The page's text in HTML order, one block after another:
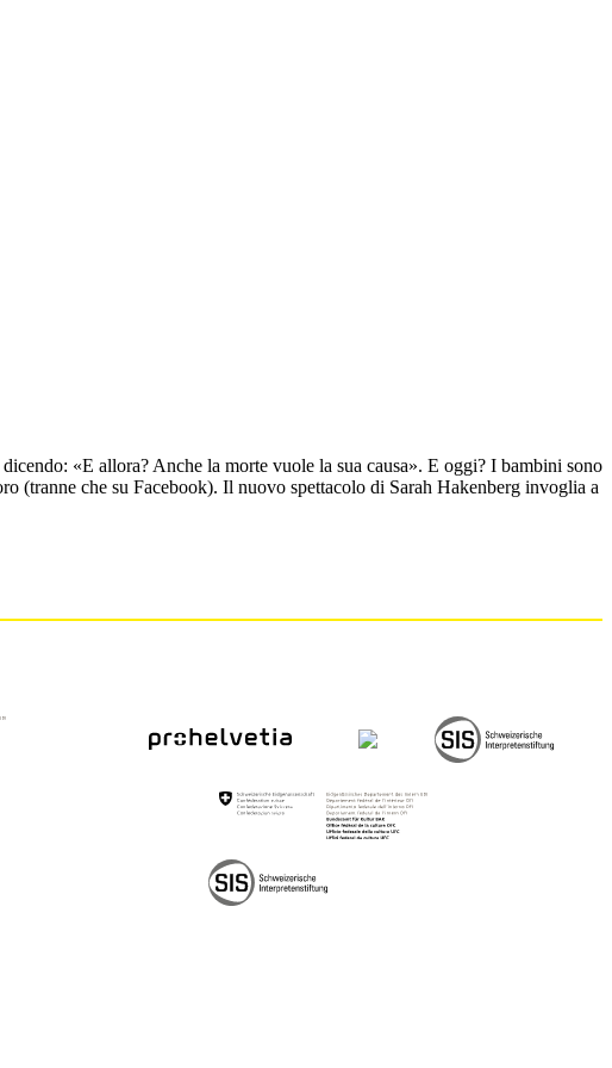
«E allora? Anche la morte vuole la sua causa». E oggi? I bambini sono
(tranne che su Facebook). Il nuovo spettacolo di Sarah Hakenberg invoglia a